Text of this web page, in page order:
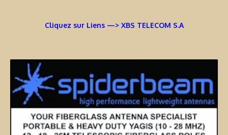
Cliquez sur Liens —> XBS TELECOM S.A